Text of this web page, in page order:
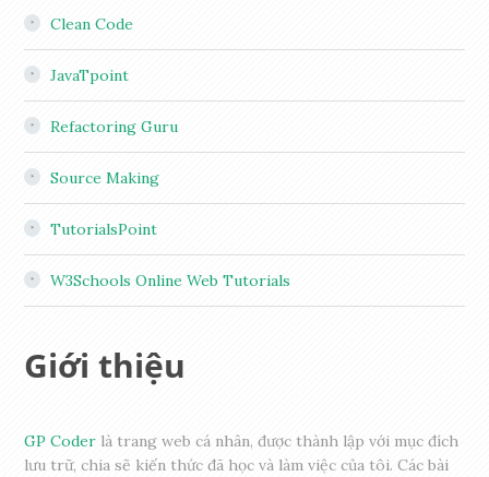
Clean Code
JavaTpoint
Refactoring Guru
Source Making
TutorialsPoint
W3Schools Online Web Tutorials
Giới thiệu
GP Coder là trang web cá nhân, được thành lập với mục đích
lưu trữ, chia sẽ kiến thức đã học và làm việc của tôi. Các bài